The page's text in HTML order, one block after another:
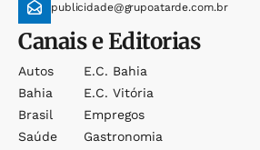
publicidade@grupoatarde.com.br
Canais e Editorias
Autos
Bahia
Brasil
Saúde
E.c. Bahia
E.c. Vitória
Empregos
Gastronomia